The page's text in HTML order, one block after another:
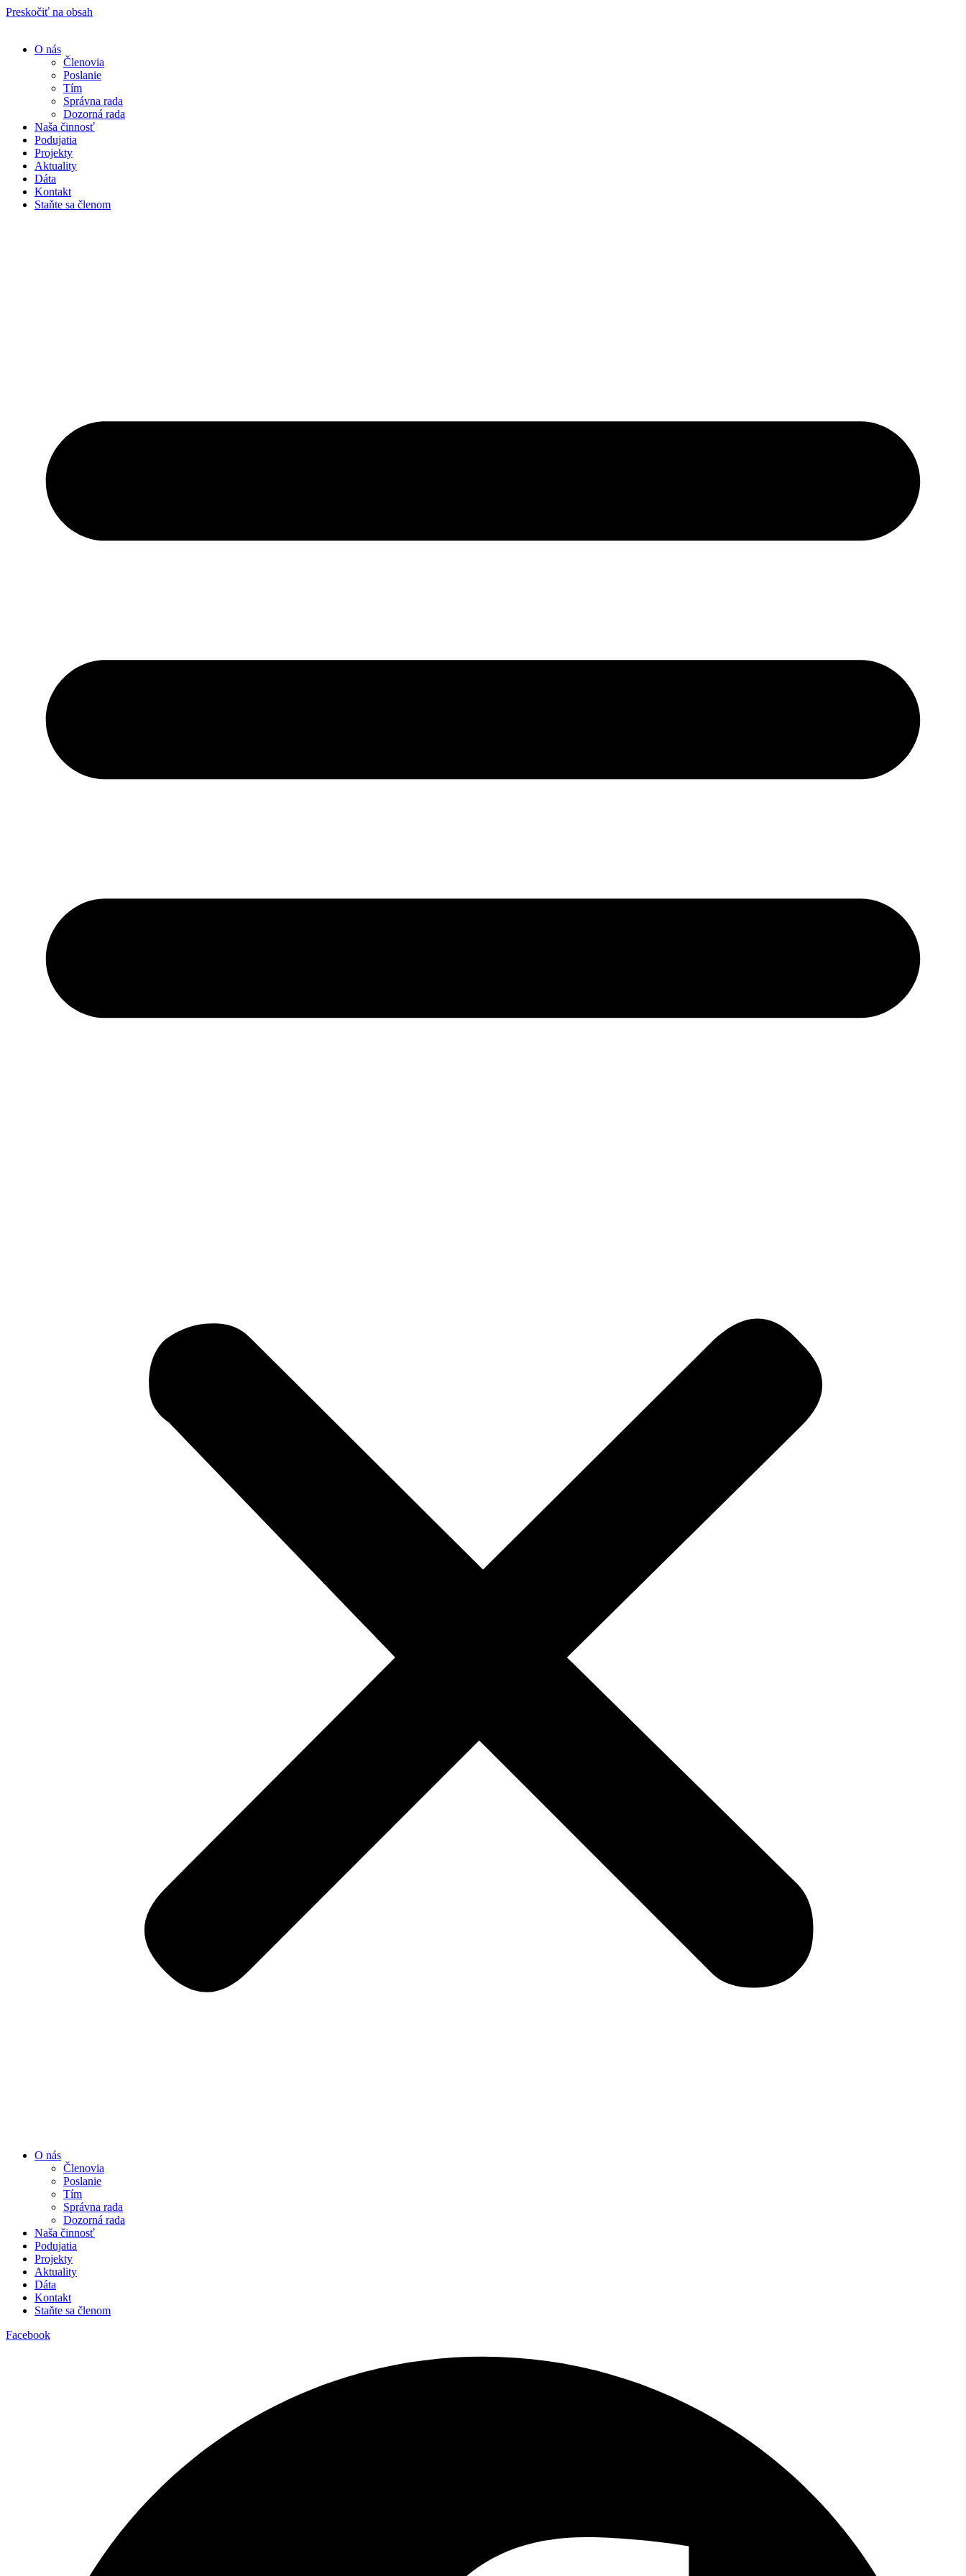
Preskočiť na obsah
O nás
Členovia
Poslanie
Tím
Správna rada
Dozorná rada
Naša činnosť
Podujatia
Projekty
Aktuality
Dáta
Kontakt
Staňte sa členom
O nás
Členovia
Poslanie
Tím
Správna rada
Dozorná rada
Naša činnosť
Podujatia
Projekty
Aktuality
Dáta
Kontakt
Staňte sa členom
Facebook